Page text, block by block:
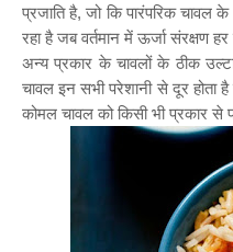
प्रजाति है,जो कि पारंपरिक चावल
रहा है जब वर्तमान में ऊर्जा संरक्षण
अन्य प्रकार के चावलों के ठीक
चावल इन सभी परेशानी से दूर होता
कोमल चावल को किसी भी प्रकार से